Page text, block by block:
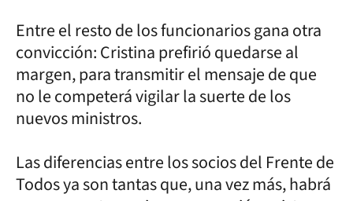
Entre el resto de los funcionarios gana otra
convicción: Cristina prefirió quedarse al
margen, para transmitir el mensaje de que
no le competerá vigilar la suerte de los
nuevos ministros.
Las diferencias entre los socios del Frente de
Todos ya son tantas que, una vez más, habrá